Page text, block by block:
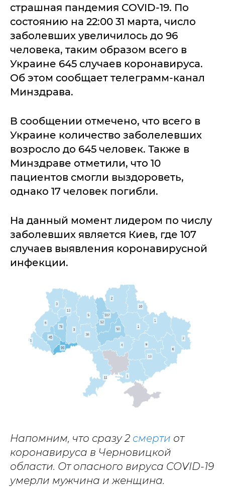
страшная пандемия COVID-19. По
состоянию на 22:00 31 марта, число
заболевших увеличилось до 96
человека, таким образом всего в
Украине 645 случаев коронавируса.
Об этом сообщает телеграмм-канал
Минздрава.
В сообщении отмечено, что всего в
Украине количество заболелевших
возросло до 645 человек. Также в
Минздраве отметили, что 10
пациентов смогли выздороветь,
однако 17 человек погибли.
На данный момент лидером по числу
заболевших является Киев, где 107
случаев выявления коронавирусной
инфекции.
Напомним, что сразу 2 смерти от
коронавируса в Черновицкой
области. От опасного вируса COVID-19
умерли мужчина и женщина.